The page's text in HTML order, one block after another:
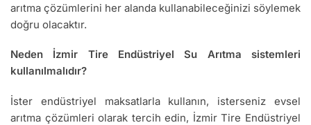
arıtma çözümlerini her alanda kullanabileceğinizi söylemek
doğru olacaktır.
Neden İzmir Tire Endüstriyel Su Arıtma sistemleri
kullanılmalıdır?
İster endüstriyel maksatlarla kullanın, isterseniz evsel
arıtma çözümleri olarak tercih edin, İzmir Tire Endüstriyel